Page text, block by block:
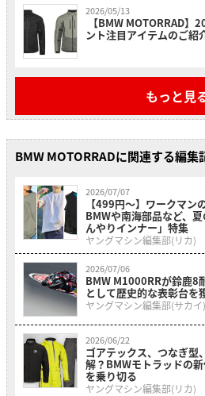
2026/05/13
【BMW MOTORRAD】
ント注目アイテムのご紹
もっと見
BMW MOTORRADに関連する編集
2026/07/07
【499円〜】ワークマン
BMWや南海部品など、
んやりインナー」特集
ヤングマシン編集部(リカ)
2026/07/06
BMW M1000RRが鈴鹿8
として歴史的な表彰台を
ヤングマシン編集部(サカイ)
2026/06/22
ゴアテックス、つなぎ
解？BMWモトラッドの
を乗り切る
ヤングマシン編集部(リカ)